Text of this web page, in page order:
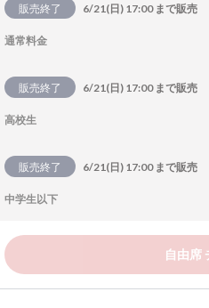
販売終了 6/21(日) 17:00 まで販売
通常料金
販売終了 6/21(日) 17:00 まで販売
高校生
販売終了 6/21(日) 17:00 まで販売
中学生以下
自由席